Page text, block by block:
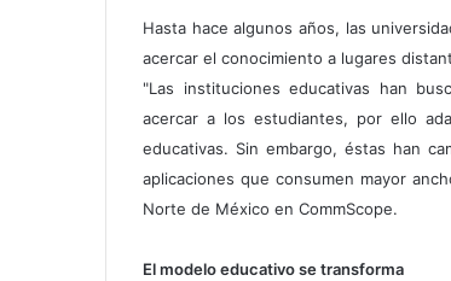
Hasta hace algunos años, las
acercar el conocimiento a lugares
"Las instituciones educativas han
acercar a los estudiantes, por ello
educativas. Sin embargo, éstas han
aplicaciones que consumen mayor
Norte de México en CommScope.
El modelo educativo se transforma